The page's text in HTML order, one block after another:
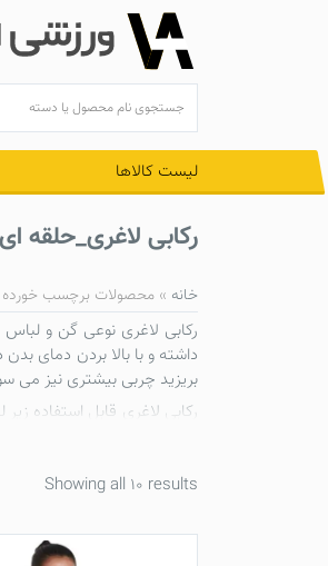
لیست کالاها
رکابی لاغری_حلقه
خانه » محصولات برچسب خورده
رکابی لاغری نوعیگن و لباس
داشته و با بالا بردن دمای
بریزید چربی بیشتری نیز می
رکابی لاغری قابل استفاده
نحوه ی عملکرد
حلقه ای لاغری
بدن برای تعریق بیشتر از
به قیمت مناسب تهیه کنید.
Showing all 10 results